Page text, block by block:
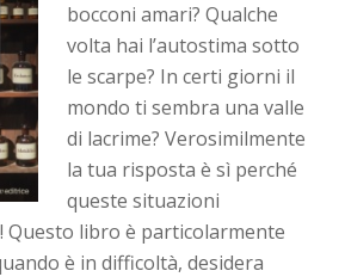
bocconi amari? Qualche
volta hai l’autostima sotto
le scarpe? In certi giorni il
mondo ti sembra una valle
di lacrime? Verosimilmente
la tua risposta è sì perché
queste situazioni
Questo libro è particolarmente
è in difficoltà, desidera